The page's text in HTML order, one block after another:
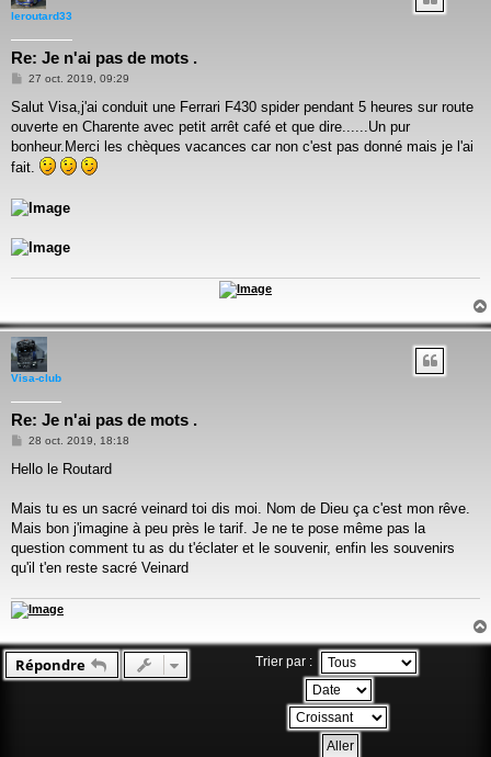
leroutard33
Re: Je n'ai pas de mots .
Message
27 oct. 2019, 09:29
Salut Visa,j'ai conduit une Ferrari F430 spider pendant 5 heures sur route
ouverte en Charente avec petit arrêt café et que dire......Un pur
bonheur.Merci les chèques vacances car non c'est pas donné mais je l'ai
fait.
Visa-club
Re: Je n'ai pas de mots .
Message
28 oct. 2019, 18:18
Hello le Routard
Mais tu es un sacré veinard toi dis moi. Nom de Dieu ça c'est mon rêve.
Mais bon j'imagine à peu près le tarif. Je ne te pose même pas la
question comment tu as du t'éclater et le souvenir, enfin les souvenirs
qu'il t'en reste sacré Veinard
Répondre Trier par :